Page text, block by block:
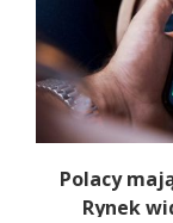
Polacy
Rynek